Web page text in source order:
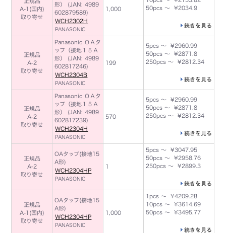
A-1(国内)
取り寄せ
形） (JAN: 4989
602879589)
WCH2302H
PANASONIC
1,000
50pcs ～ ¥2034.9
続きを見る
正規品
A-2
取り寄せ
Panasonic ＯＡタ
ップ（接地１５Ａ
形） (JAN: 4989
602817246)
WCH2304B
PANASONIC
199
5pcs ～ ¥2960.99
50pcs ～ ¥2871.8
250pcs ～ ¥2812.34
続きを見る
正規品
A-2
取り寄せ
Panasonic ＯＡタ
ップ（接地１５Ａ
形） (JAN: 4989
602817239)
WCH2304H
PANASONIC
570
5pcs ～ ¥2960.99
50pcs ～ ¥2871.8
250pcs ～ ¥2812.34
続きを見る
正規品
A-2
取り寄せ
OAタップ(接地15
A形)
WCH2304HP
PANASONIC
1
5pcs ～ ¥3047.95
50pcs ～ ¥2958.76
250pcs ～ ¥2899.3
続きを見る
正規品
A-1(国内)
取り寄せ
OAタップ(接地15
A形)
WCH2304HP
PANASONIC
1,000
1pcs ～ ¥4209.28
10pcs ～ ¥3614.69
50pcs ～ ¥3495.77
続きを見る